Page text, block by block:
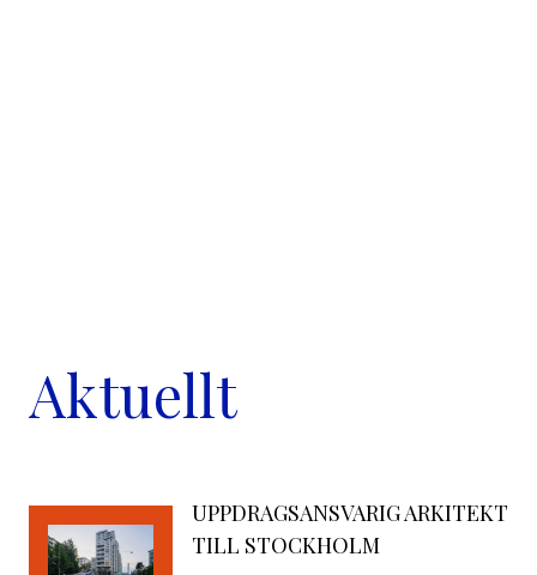
Aktuellt
UPPDRAGSANSVARIG ARKITEKT
TILL STOCKHOLM